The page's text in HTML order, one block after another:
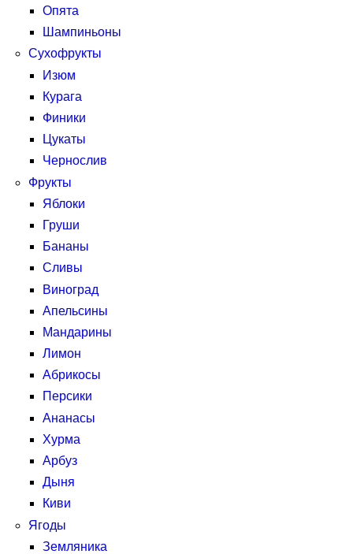
Опята
Шампиньоны
Сухофрукты
Изюм
Курага
Финики
Цукаты
Чернослив
Фрукты
Яблоки
Груши
Бананы
Сливы
Виноград
Апельсины
Мандарины
Лимон
Абрикосы
Персики
Ананасы
Хурма
Арбуз
Дыня
Киви
Ягоды
Земляника